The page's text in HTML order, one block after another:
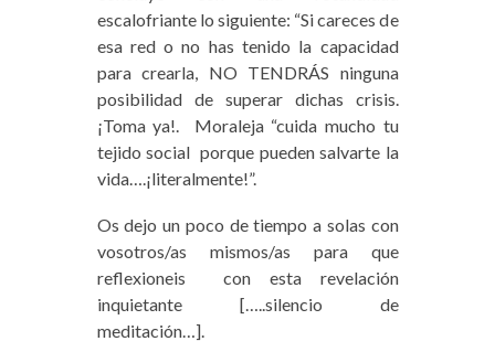
escalofriante lo siguiente: “Si careces de
esa red o no has tenido la capacidad
para crearla, NO TENDRÁS ninguna
posibilidad de superar dichas crisis.
¡Toma ya!. Moraleja “cuida mucho tu
tejido social porque pueden salvarte la
vida….¡literalmente!”.
Os dejo un poco de tiempo a solas con
vosotros/as mismos/as para que
reflexioneis con esta revelación
inquietante […..silencio de
meditación…].